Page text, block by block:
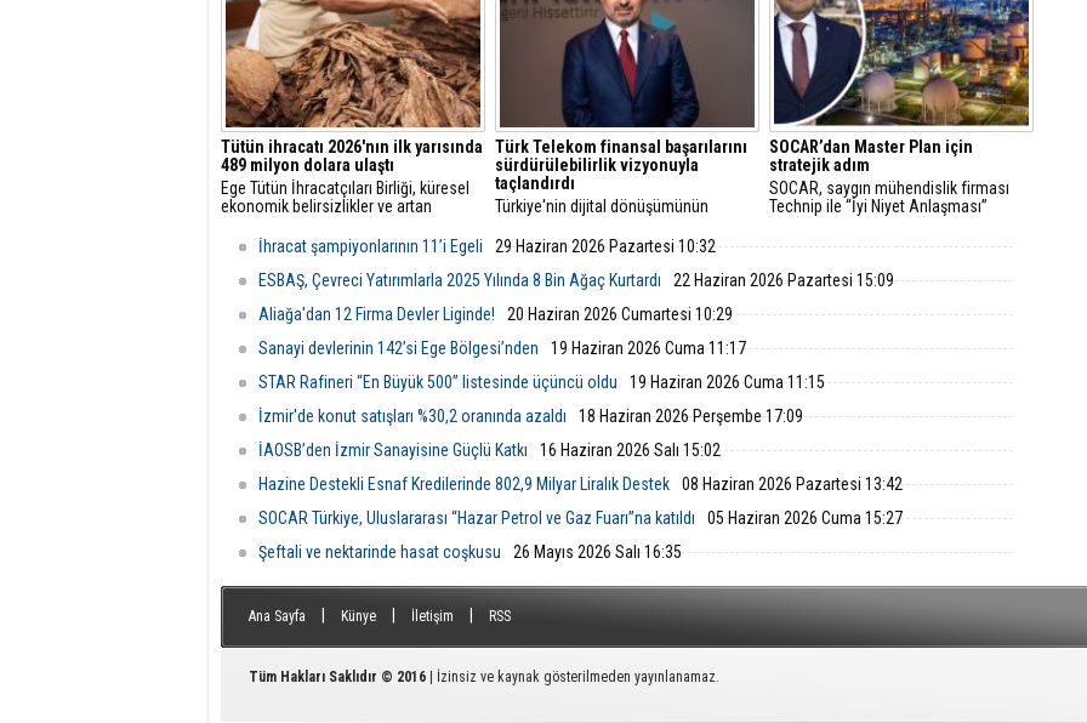
Tütün ihracatı 2026'nın ilk yarısında
489 milyon dolara ulaştı
Ege Tütün İhracatçıları Birliği, küresel
ekonomik belirsizlikler ve artan
ayında ihracatını yüzde 4 artırarak 489
milyon dolara çıkardı ve istikrarlı
büyümesini sürdürdü.
Türk Telekom finansal başarılarını
sürdürülebilirlik vizyonuyla
taçlandırdı
Türkiye'nin dijital dönüşümünün
başarılarını sürdürülebilirlik odaklı
ediyor.
SOCAR’dan Master Plan için
stratejik adım
SOCAR, saygın mühendislik firması
Technip ile “İyi Niyet Anlaşması”
doğrultusunda yürütülecek FEED
ekonomik analizleri kapsıyor.
İhracat şampiyonlarının 11’i Egeli
29 Haziran 2026 Pazartesi 10:32
ESBAŞ, Çevreci Yatırımlarla 2025 Yılında 8 Bin Ağaç Kurtardı
22 Haziran 2026 Pazartesi 15:09
Aliağa'dan 12 Firma Devler Liginde!
20 Haziran 2026 Cumartesi 10:29
Sanayi devlerinin 142’si Ege Bölgesi’nden
19 Haziran 2026 Cuma 11:17
STAR Rafineri “En Büyük 500” listesinde üçüncü oldu
19 Haziran 2026 Cuma 11:15
İzmir'de konut satışları %30,2 oranında azaldı
18 Haziran 2026 Perşembe 17:09
İAOSB’den İzmir Sanayisine Güçlü Katkı
16 Haziran 2026 Salı 15:02
Hazine Destekli Esnaf Kredilerinde 802,9 Milyar Liralık Destek
08 Haziran 2026 Pazartesi 13:42
SOCAR Türkiye, Uluslararası “Hazar Petrol ve Gaz Fuarı”na katıldı
05 Haziran 2026 Cuma 15:27
Şeftali ve nektarinde hasat coşkusu
26 Mayıs 2026 Salı 16:35
Ana Sayfa Künye İletişim RSS
Tüm Hakları Saklıdır © 2016 | İzinsiz ve kaynak gösterilmeden yayınlanamaz.